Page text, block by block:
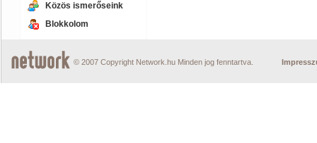
Közös ismerőseink
Blokkolom
© 2007 Copyright Network.hu Minden jog fenntartva.